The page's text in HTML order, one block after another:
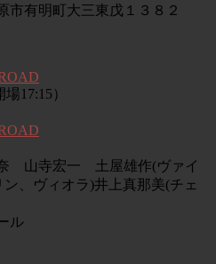
市有明町大三東戊１３８２
17:15）
山寺宏一 土屋雄作(ヴァイ
、ヴィオラ)井上真那美(チェ
ル